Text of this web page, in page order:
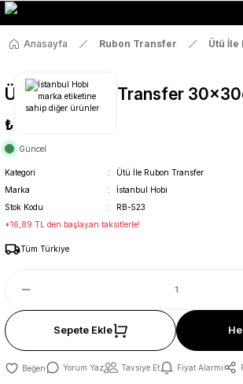
Size Özel "HG10" Koduyla Sepette Hemen
Anasayfa Rubon Transfer Ütü İle
Ütü İle Rub On Transfer
₺89
Güncel
Kategori
Ütü İle Rubon Transfer
Marka
İstanbul Hobi
Stok Kodu
RB-523
*16,89 TL den başlayan taksitlerle!
Tüm Türkiye
Sepete Ekle
Yorum Yaz Tavsiye Et Fiyat Alarmı